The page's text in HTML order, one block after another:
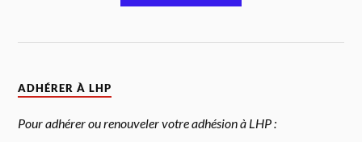
ADHÉRER À LHP
Pour adhérer ou renouveler votre adhésion à LHP :